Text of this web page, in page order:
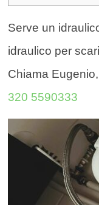
Serve un
idraulico per
Chiama
320 5590333